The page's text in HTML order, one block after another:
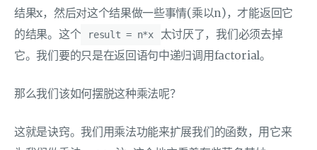
结果x，然后对这个结果做一些事情(乘以n)，才能返回它
的结果。这个
result = n*x
太讨厌了，我们必须去掉
它。我们要的只是在返回语句中递归调用factorial。
那么我们该如何摆脱这种乘法呢？
这就是诀窍。我们用乘法功能来扩展我们的函数，用它来